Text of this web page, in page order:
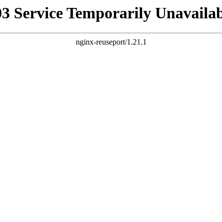
Service Temporarily
nginx-reuseport/1.21.1